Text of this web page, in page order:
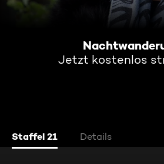
Jetzt kostenlos
Staffel 21 Details